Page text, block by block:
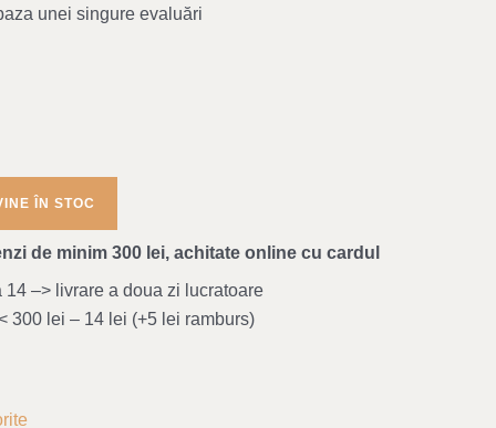
unei singure evaluări
de minim 300 lei, achitate online cu cardul
–> livrare a doua zi lucratoare
300 lei – 14 lei (+5 lei ramburs)